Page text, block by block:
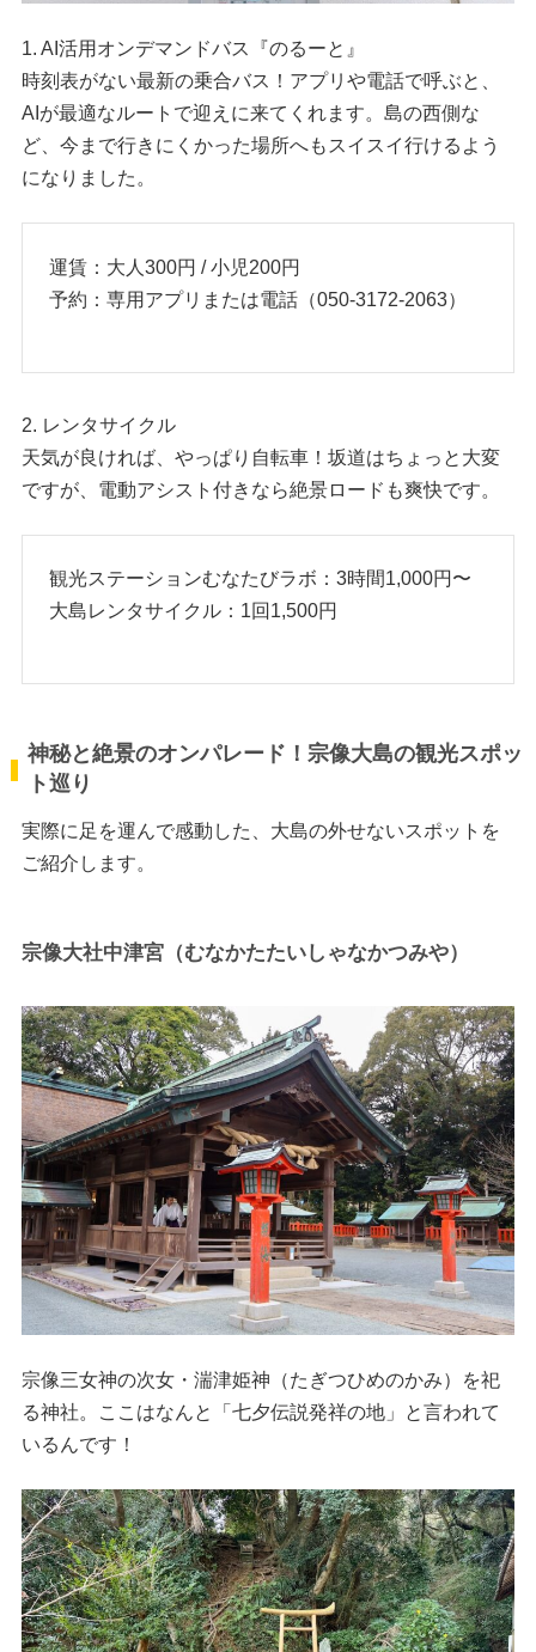
1. AI活用オンデマンドバス『のるーと』
時刻表がない最新の乗合バス！アプリや電話で呼ぶと、
AIが最適なルートで迎えに来てくれます。島の西側な
ど、今まで行きにくかった場所へもスイスイ行けるよう
になりました。
運賃：大人300円 / 小児200円
予約：専用アプリまたは電話（050-3172-2063）
2. レンタサイクル
天気が良ければ、やっぱり自転車！坂道はちょっと大変
ですが、電動アシスト付きなら絶景ロードも爽快です。
観光ステーションむなたびラボ：3時間1,000円〜
大島レンタサイクル：1回1,500円
神秘と絶景のオンパレード！宗像大島の観光スポッ
ト巡り
実際に足を運んで感動した、大島の外せないスポットを
ご紹介します。
宗像大社中津宮（むなかたたいしゃなかつみや）
宗像三女神の次女・湍津姫神（たぎつひめのかみ）を祀
る神社。ここはなんと「七夕伝説発祥の地」と言われて
いるんです！